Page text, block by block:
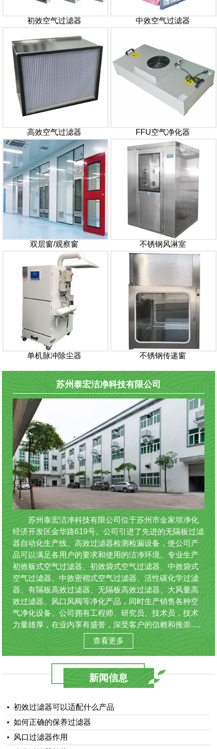
初效空气过滤器 中效空气过滤器
高效空气过滤器 FFU空气净化器
双层窗/观察窗 不锈钢风淋室
单机脉冲除尘器 不锈钢传递窗
苏州泰宏洁净科技有限公司
苏州泰宏洁净科技有限公司位于苏州市金家坝净化
经济开发区金华路619号。公司引进了先进的无隔板过滤
器自动化生产线、高效过滤器检测检漏设备，使公司产
品可以满足各用户的要求和使用的洁净环境。专业生产
初效板式空气过滤器、初效袋式空气过滤器、中效袋式
空气过滤器、中效密褶式空气过滤器、活性碳化学过滤
器、有隔板高效过滤器、无隔板高效过滤器、大风量高
效过滤器、风口风阀等净化产品，同时生产销售各种空
气净化设备。公司拥有工程师、研究员、技术员，技术
力量雄厚，在业内享有盛誉，深受客户的信赖和推崇.....
查看更多
新闻信息
▪ 初效过滤器可以适配什么产品
▪ 如何正确的保养过滤器
▪
风口过滤器作用